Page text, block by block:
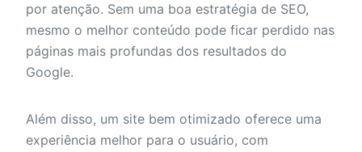
por atenção. Sem uma boa estratégia de SEO,
mesmo o melhor conteúdo pode ficar perdido nas
páginas mais profundas dos resultados do
Google.
Além disso, um site bem otimizado oferece uma
experiência melhor para o usuário, com